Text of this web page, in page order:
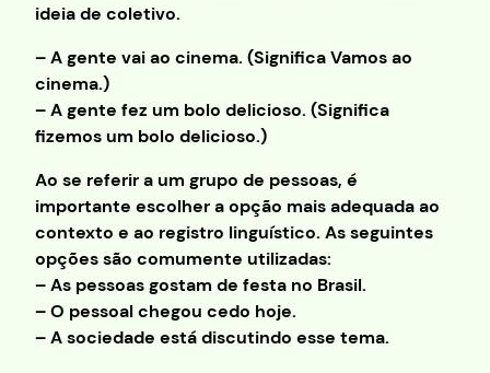
ideia de coletivo.
– A gente vai ao cinema. (Significa Vamos ao
cinema.)
– A gente fez um bolo delicioso. (Significa
fizemos um bolo delicioso.)
Ao se referir a um grupo de pessoas, é
importante escolher a opção mais adequada ao
contexto e ao registro linguístico. As seguintes
opções são comumente utilizadas:
– As pessoas gostam de festa no Brasil.
– O pessoal chegou cedo hoje.
– A sociedade está discutindo esse tema.